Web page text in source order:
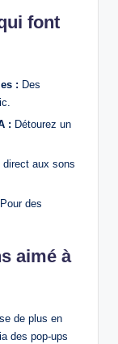
font
: Des
: Détourez un
aux sons
Pour des
aimé à
de plus en
des pop-ups